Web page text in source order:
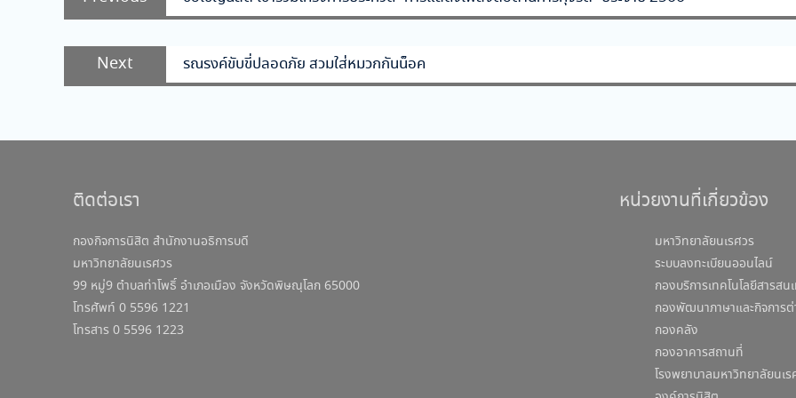
เรื่อง
post:
Next
post:
รณรงค์ขับขี่ปลอดภัย สวมใส่หมวกกันน็อค
ติดต่อเรา
กองกิจการนิสิต สำนักงานอธิการบดี
มหาวิทยาลัยนเรศวร
99 หมู่9 ตำบลท่าโพธิ์ อำเภอเมือง จังหวัดพิษณุโลก 65000
โทรศัพท์ 0 5596 1221
โทรสาร 0 5596 1223
หน่วยงานที่เกี่ยวข้อง
มหาวิทยาลัยนเรศวร
ระบบลงทะเบียนออนไลน์
กองบริการเทคโนโลยีสารสน
กองพัฒนาภาษาและกิจการต่
กองคลัง
กองอาคารสถานที่
โรงพยาบาลมหาวิทยาลัยนเร